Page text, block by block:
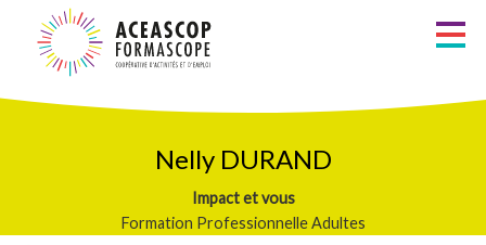
contenu
Métiers
Recherche
Zones d’interventionNelly DURAND
Impact et vous
Formation Professionnelle Adultes